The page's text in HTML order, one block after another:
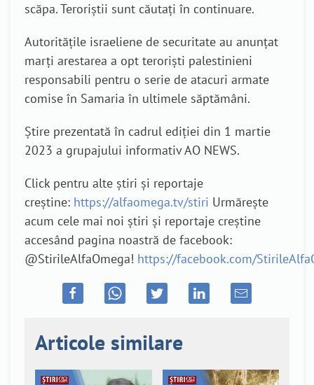
scăpa. Teroriștii sunt căutați în continuare.
Autoritățile israeliene de securitate au anunțat
marți arestarea a opt teroriști palestinieni
responsabili pentru o serie de atacuri armate
comise în Samaria în ultimele săptămâni.
Știre prezentată în cadrul ediției din 1 martie
2023 a grupajului informativ AO NEWS.
Click pentru alte știri și reportaje
creștine: https://alfaomega.tv/stiri Urmărește
acum cele mai noi știri și reportaje creștine
accesând pagina noastră de facebook:
@StirileAlfaOmega! https://facebook.com/
Articole similare